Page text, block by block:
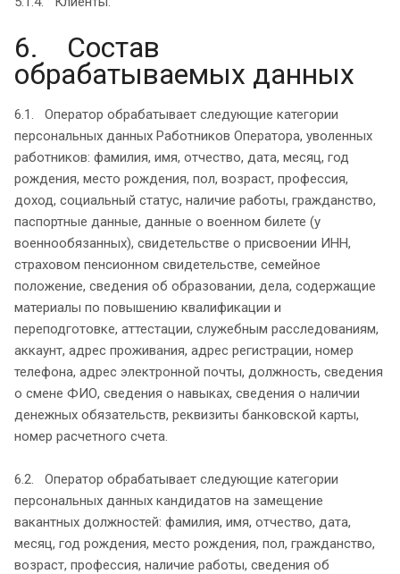
6. Состав
обрабатываемых данных
6.1. Оператор обрабатывает следующие категории
персональных данных Работников Оператора, уволенных
работников: фамилия, имя, отчество, дата, месяц, год
рождения, место рождения, пол, возраст, профессия,
доход, социальный статус, наличие работы, гражданство,
паспортные данные, данные о военном билете (у
военнообязанных), свидетельстве о присвоении ИНН,
страховом пенсионном свидетельстве, семейное
положение, сведения об образовании, дела, содержащие
материалы по повышению квалификации и
переподготовке, аттестации, служебным расследованиям,
аккаунт, адрес проживания, адрес регистрации, номер
телефона, адрес электронной почты, должность, сведения
о смене ФИО, сведения о навыках, сведения о наличии
денежных обязательств, реквизиты банковской карты,
номер расчетного счета.
6.2. Оператор обрабатывает следующие категории
персональных данных кандидатов на замещение
вакантных должностей: фамилия, имя, отчество, дата,
месяц, год рождения, место рождения, пол, гражданство,
возраст, профессия, наличие работы, сведения об